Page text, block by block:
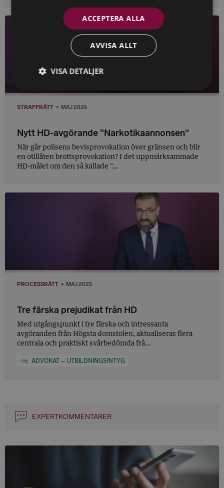
STRAFFRÄTT MAJ 2026
Nytt HD-avgörande "Narkotikaannonsen"
När går polisens bevisprovokation över gränsen och blir
en otillåten brottsprovokation? I det uppmärksammade
HD-målet om den så kallade "...
PROCESSRÄTT MAJ 2025
Tre färska prejudikat från HD
Med utgångspunkt i tre färska och intressanta
avgöranden från Högsta domstolen, aktualiseras flera
centrala och praktiskt svårbedömda frå...
ADVOKAT – UTBILDNINGSINTYG
EXPERTKOMMENTARER
ACCEPTERA ALLA
AVVISA ALLT
VISA DETALJER